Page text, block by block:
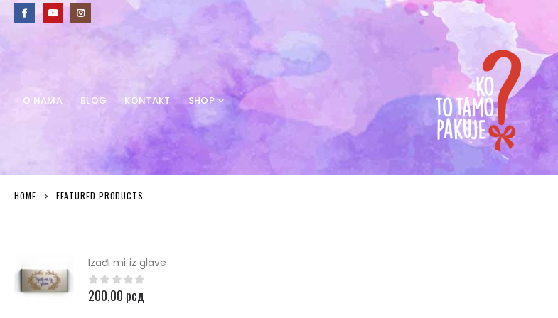
O NAMA BLOG KONTAKT SHOP
HOME FEATURED PRODUCTS
Izađi mi iz glave
0out of 5
200,00 рсд